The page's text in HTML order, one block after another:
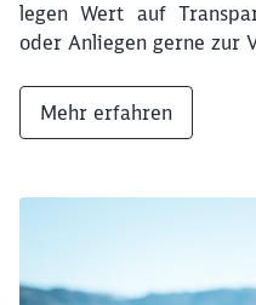
legen Wert auf
oder Anliegen gerne zur
Mehr erfahren